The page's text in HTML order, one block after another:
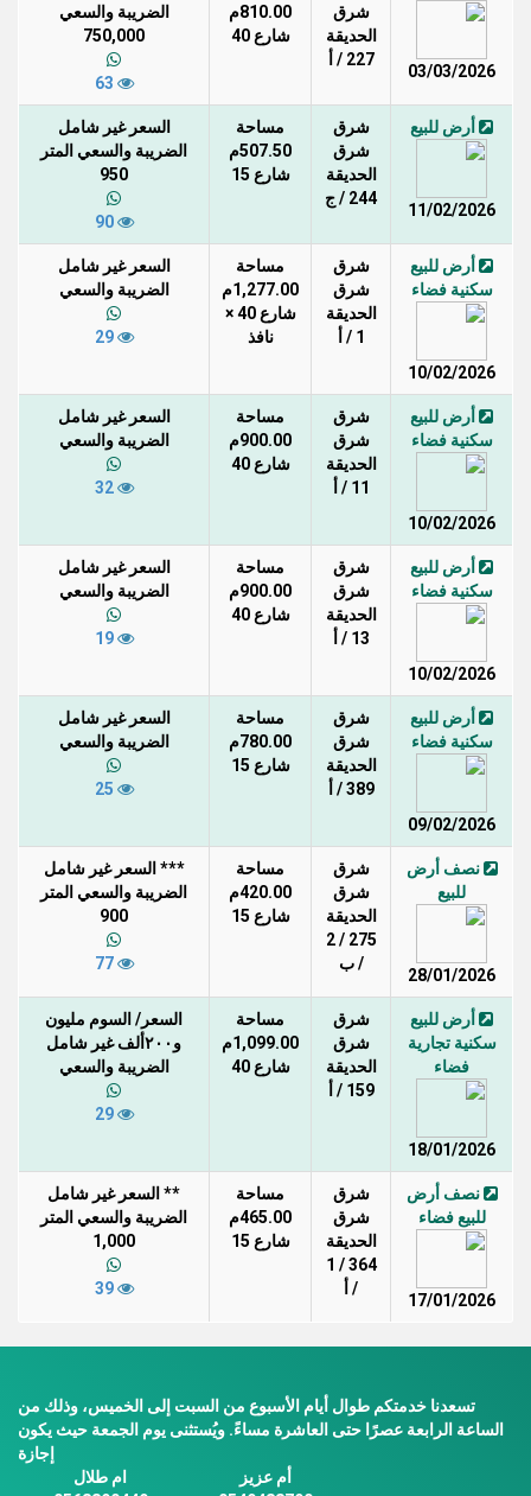
03/03/2026
شرق
الحديقة
227 / أ
810.00م
شارع 40
الضريبة والسعي
750,000
أرض للبيع
11/02/2026
شرق
شرق
الحديقة
244 / ج
مساحة
507.50م
شارع 15
السعر غير شامل
الضريبة والسعي المتر
950
90
أرض للبيع
سكنية فضاء
10/02/2026
شرق
شرق
الحديقة
1 / أ
مساحة
1,277.00م
شارع 40 ×
نافذ
السعر غير شامل
الضريبة والسعي
29
أرض للبيع
سكنية فضاء
10/02/2026
شرق
شرق
الحديقة
11 / أ
مساحة
900.00م
شارع 40
السعر غير شامل
الضريبة والسعي
32
أرض للبيع
سكنية فضاء
10/02/2026
شرق
شرق
الحديقة
13 / أ
مساحة
900.00م
شارع 40
السعر غير شامل
الضريبة والسعي
19
أرض للبيع
سكنية فضاء
09/02/2026
شرق
شرق
الحديقة
389 / أ
مساحة
780.00م
شارع 15
السعر غير شامل
الضريبة والسعي
نصف أرض
للبيع
28/01/2026
شرق
شرق
الحديقة
275 / 2
/ ب
مساحة
420.00م
شارع 15
*** السعر غير شامل
الضريبة والسعي المتر
900
77
أرض للبيع
سكنية تجارية
فضاء
18/01/2026
شرق
شرق
الحديقة
159 / أ
مساحة
1,099.00م
شارع 40
السعر/ السوم مليون
و٢٠٠ألف غير شامل
الضريبة والسعي
29
نصف أرض
للبيع فضاء
17/01/2026
شرق
شرق
الحديقة
364 / 1
/ أ
مساحة
465.00م
شارع 15
** السعر غير شامل
الضريبة والسعي المتر
1,000
39
تسعدنا خدمتكم طوال أيام الأسبوع من السبت إلى الخميس، وذلك من
الساعة الرابعة عصرًا حتى العاشرة مساءً. ويُستثنى يوم الجمعة حيث يكون
إجازة
ام طلال
أم عزيز